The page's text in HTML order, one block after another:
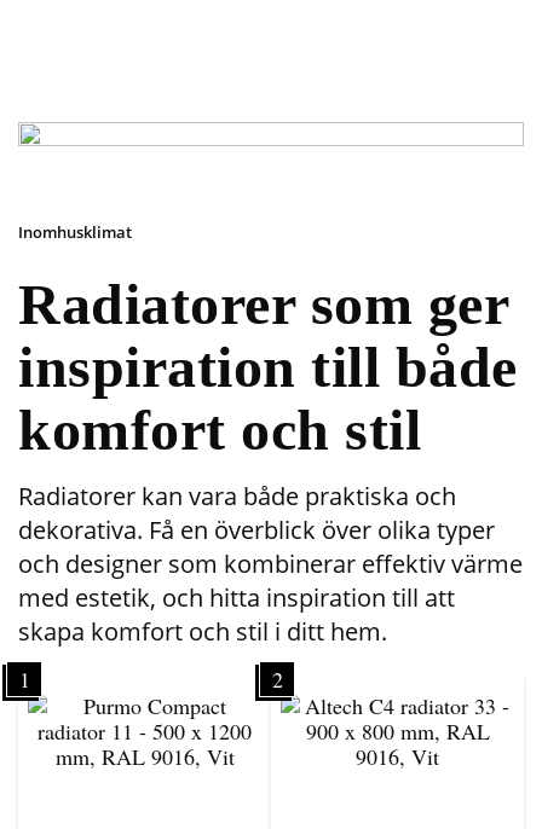
Radiatorer som ger
inspiration till både
komfort och stil
Inomhusklimat
Radiatorer kan vara både praktiska och
dekorativa. Få en överblick över olika typer
och designer som kombinerar effektiv värme
med estetik, och hitta inspiration till att
skapa komfort och stil i ditt hem.
1 2